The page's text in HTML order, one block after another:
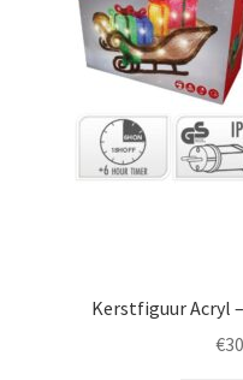
Kerstfiguur Acryl
€